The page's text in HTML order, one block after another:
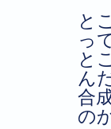
と
っ
と
ん
合
の